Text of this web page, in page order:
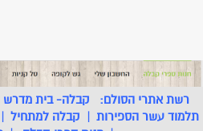
רשת אתרי הסולם: קבלה- בית מדרש
תלמוד עשר הספירות | קבלה למתחיל